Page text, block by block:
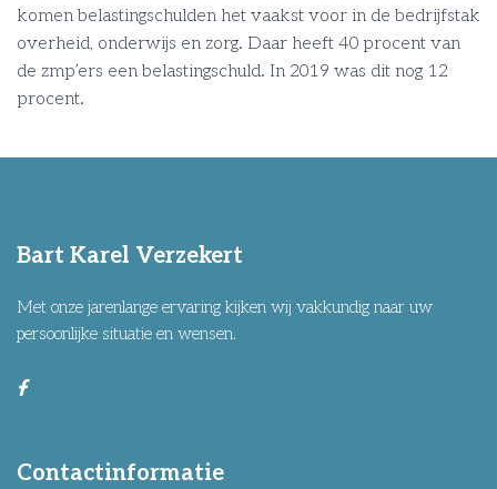
komen belastingschulden het vaakst voor in de bedrijfstak
overheid, onderwijs en zorg. Daar heeft 40 procent van
de zmp’ers een belastingschuld. In 2019 was dit nog 12
procent.
Bart Karel Verzekert
Met onze jarenlange ervaring kijken wij vakkundig naar uw
persoonlijke situatie en wensen.
Contactinformatie